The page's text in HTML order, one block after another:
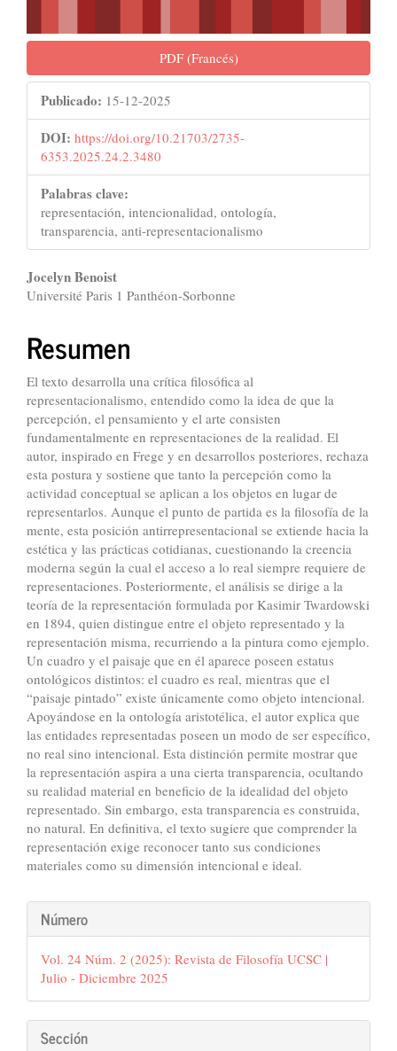
PDF (Francés)
Publicado: 15-12-2025
DOI: https://doi.org/10.21703/2735-
6353.2025.24.2.3480
Palabras clave:
representación, intencionalidad, ontología,
transparencia, anti-representacionalismo
Contenido
principal
del
artículo
Jocelyn Benoist
Université Paris 1 Panthéon-Sorbonne
Resumen
El texto desarrolla una crítica filosófica al
representacionalismo, entendido como la idea de que la
percepción, el pensamiento y el arte consisten
fundamentalmente en representaciones de la realidad. El
autor, inspirado en Frege y en desarrollos posteriores, rechaza
esta postura y sostiene que tanto la percepción como la
actividad conceptual se aplican a los objetos en lugar de
representarlos. Aunque el punto de partida es la filosofía de la
mente, esta posición antirrepresentacional se extiende hacia la
estética y las prácticas cotidianas, cuestionando la creencia
moderna según la cual el acceso a lo real siempre requiere de
representaciones. Posteriormente, el análisis se dirige a la
teoría de la representación formulada por Kasimir Twardowski
en 1894, quien distingue entre el objeto representado y la
representación misma, recurriendo a la pintura como ejemplo.
Un cuadro y el paisaje que en él aparece poseen estatus
ontológicos distintos: el cuadro es real, mientras que el
“paisaje pintado” existe únicamente como objeto intencional.
Apoyándose en la ontología aristotélica, el autor explica que
las entidades representadas poseen un modo de ser específico,
no real sino intencional. Esta distinción permite mostrar que
la representación aspira a una cierta transparencia, ocultando
su realidad material en beneficio de la idealidad del objeto
representado. Sin embargo, esta transparencia es construida,
no natural. En definitiva, el texto sugiere que comprender la
representación exige reconocer tanto sus condiciones
materiales como su dimensión intencional e ideal.
Detalles
del
artículo
Número
Vol. 24 Núm. 2 (2025): Revista de Filosofía UCSC |
Julio - Diciembre 2025
Sección